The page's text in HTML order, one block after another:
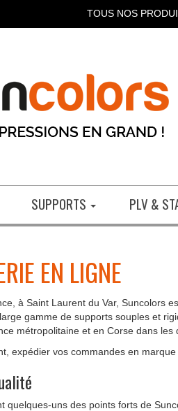
TOUS NOS
SUPPORTS PLV &
EN LIGNE
à Saint Laurent du Var, Suncolors
gamme de supports souples et
métropolitaine et en Corse dans les
expédier vos commandes en
quelques-uns des points forts de